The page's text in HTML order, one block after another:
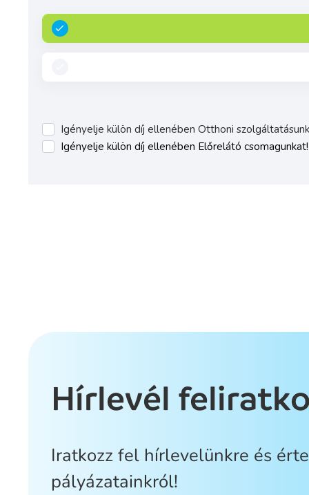
Hírlevél
Iratkozz fel hírlevelünkre és
pályázatainkról!